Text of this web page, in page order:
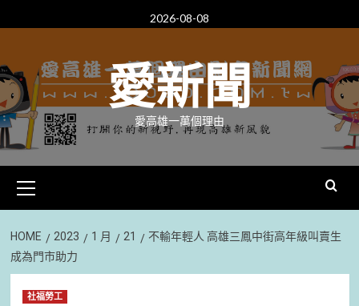
to
2026-08-08
愛新聞
愛高雄一萬個理由
Menu
HOME 2023 1 月 21
不輸年輕人 高雄三鳳中街高年級叫賣生
成為門市助力
社福勞工